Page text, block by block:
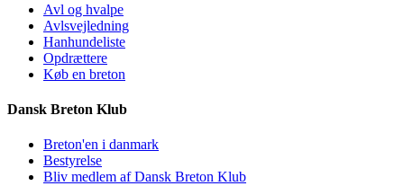
Avl og hvalpe
Avlsvejledning
Hanhundeliste
Opdrættere
Køb en breton
Dansk Breton Klub
Breton'en i danmark
Bestyrelse
Bliv medlem af Dansk Breton Klub